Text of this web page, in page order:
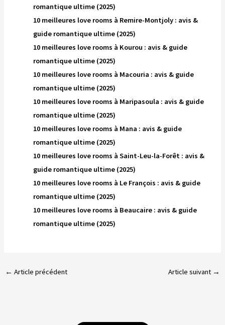
romantique ultime (2025)
10 meilleures love rooms à Remire-Montjoly : avis &
guide romantique ultime (2025)
10 meilleures love rooms à Kourou : avis & guide
romantique ultime (2025)
10 meilleures love rooms à Macouria : avis & guide
romantique ultime (2025)
10 meilleures love rooms à Maripasoula : avis & guide
romantique ultime (2025)
10 meilleures love rooms à Mana : avis & guide
romantique ultime (2025)
10 meilleures love rooms à Saint-Leu-la-Forêt : avis &
guide romantique ultime (2025)
10 meilleures love rooms à Le François : avis & guide
romantique ultime (2025)
10 meilleures love rooms à Beaucaire : avis & guide
romantique ultime (2025)
← Article précédent Article suivant →